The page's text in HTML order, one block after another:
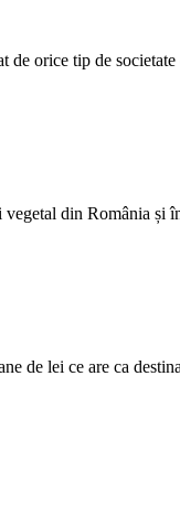
orice tip de
din România și
de lei ce are ca